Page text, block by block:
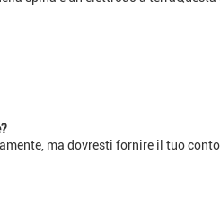
ma dovresti fornire il tuo